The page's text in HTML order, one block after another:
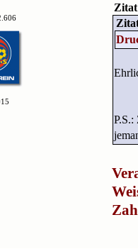
Zitat